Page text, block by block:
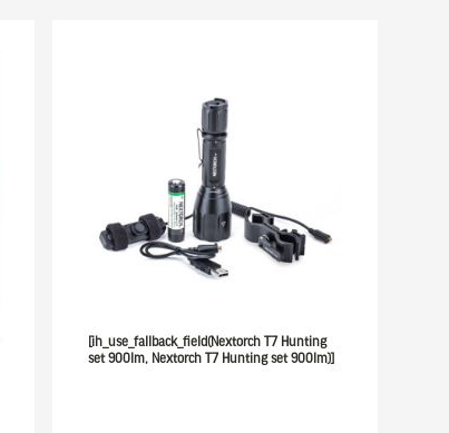
[ih_use_fallback_field(Nextorch T7 Hunting
set 900lm, Nextorch T7 Hunting set 900lm)]